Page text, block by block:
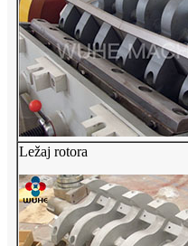
Ležaj rotora